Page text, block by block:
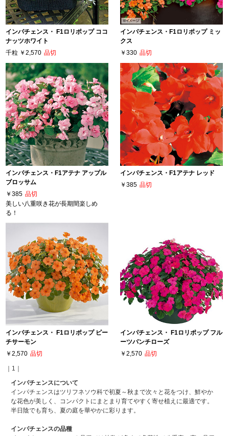
インパチェンス・ F1ロリポップ ココ
ナッツホワイト
千粒 ￥2,570 品切
インパチェンス・F1ロリポップ ミッ
クス
￥330 品切
インパチェンス・F1アテナ アップル
ブロッサム
￥385 品切
美しい八重咲き花が長期間楽しめ
る！
インパチェンス・F1アテナ レッド
￥385 品切
インパチェンス・ F1ロリポップ ピー
チサーモン
￥2,570 品切
インパチェンス・ F1ロリポップ フル
ーツパンチローズ
￥2,570 品切
｜1｜
インパチェンスについて
インパチェンスはツリフネソウ科で初夏～秋まで次々と花をつけ、鮮やか
な花色が美しく、コンパクトにまとまり育てやすく寄せ植えに最適です。
半日陰でも育ち、夏の庭を華やかに彩ります。
インパチェンスの品種